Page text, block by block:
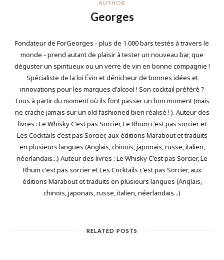
AUTHOR
Georges
Fondateur de ForGeorges - plus de 1 000 bars testés à travers le
monde - prend autant de plaisir à tester un nouveau bar, que
déguster un spiritueux ou un verre de vin en bonne compagnie !
Spécialiste de la loi Évin et dénicheur de bonnes idées et
innovations pour les marques d'alcool ! Son cocktail préféré ?
Tous à partir du moment où ils font passer un bon moment (mais
ne crache jamais sur un old fashioned bien réalisé ! ). Auteur des
livres : Le Whisky C'est pas Sorcier, Le Rhum c'est pas sorcier et
Les Cocktails c'est pas Sorcier, aux éditions Marabout et traduits
en plusieurs langues (Anglais, chinois, japonais, russe, italien,
néerlandais...) Auteur des livres : Le Whisky C'est pas Sorcier, Le
Rhum c'est pas sorcier et Les Cocktails c'est pas Sorcier, aux
éditions Marabout et traduits en plusieurs langues (Anglais,
chinois, japonais, russe, italien, néerlandais...)
RELATED POSTS